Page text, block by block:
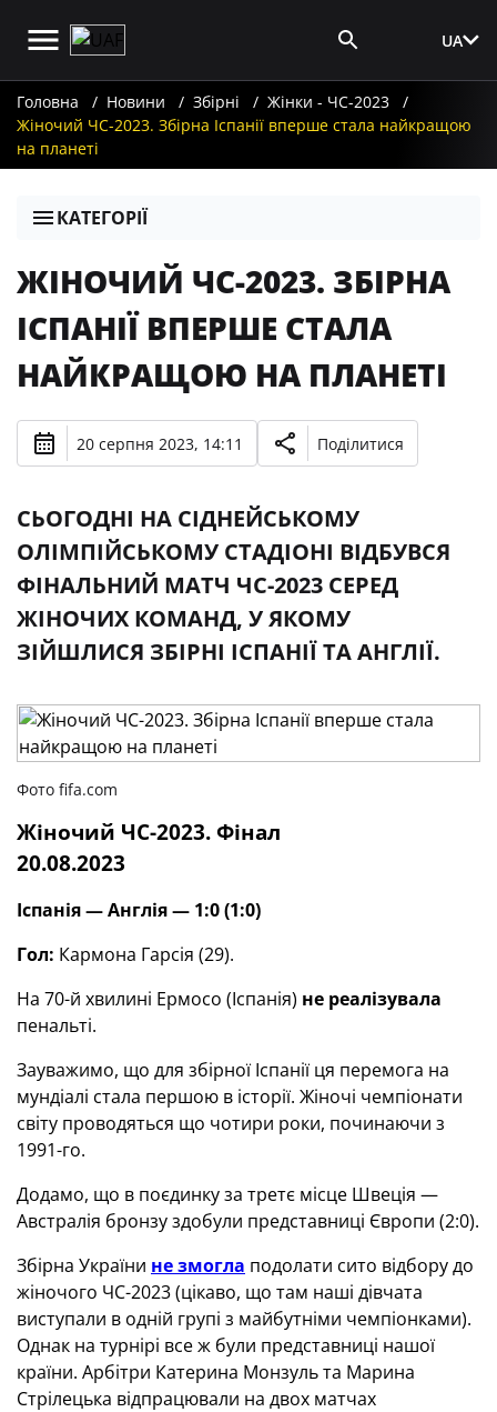
UA
Головна Новини Збірні
Жінки - ЧС-2023
Жіночий ЧС-2023. Збірна Іспанії вперше стала найкращою
на планеті
КАТЕГОРІЇ
ЖІНОЧИЙ ЧС-2023. ЗБІРНА
ІСПАНІЇ ВПЕРШЕ СТАЛА
НАЙКРАЩОЮ НА ПЛАНЕТІ
20 серпня 2023, 14:11 Поділитися
СЬОГОДНІ НА СІДНЕЙСЬКОМУ
ОЛІМПІЙСЬКОМУ СТАДІОНІ ВІДБУВСЯ
ФІНАЛЬНИЙ МАТЧ ЧС-2023 СЕРЕД
ЖІНОЧИХ КОМАНД, У ЯКОМУ
ЗІЙШЛИСЯ ЗБІРНІ ІСПАНІЇ ТА АНГЛІЇ.
Фото fifa.com
Жіночий ЧС-2023. Фінал
20.08.2023
Іспанія — Англія — 1:0 (1:0)
Гол: Кармона Гарсія (29).
На 70-й хвилині Ермосо (Іспанія) не реалізувала
пенальті.
Зауважимо, що для збірної Іспанії ця перемога на
мундіалі стала першою в історії. Жіночі чемпіонати
світу проводяться що чотири роки, починаючи з
1991-го.
Додамо, що в поєдинку за третє місце Швеція —
Австралія бронзу здобули представниці Європи (2:0).
Збірна України не змогла подолати сито відбору до
жіночого ЧС-2023 (цікаво, що там наші дівчата
виступали в одній групі з майбутніми чемпіонками).
Однак на турнірі все ж були представниці нашої
країни. Арбітри Катерина Монзуль та Марина
Стрілецька відпрацювали на двох матчах